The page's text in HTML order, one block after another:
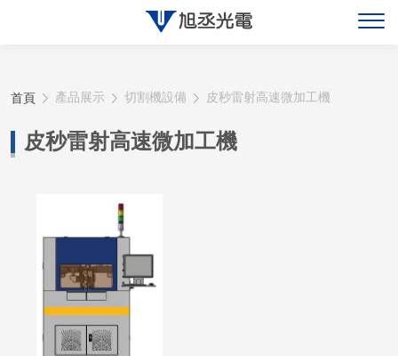
首頁 產品展示 切割機設備 皮秒雷射高速微加工機
皮秒雷射高速微加工機